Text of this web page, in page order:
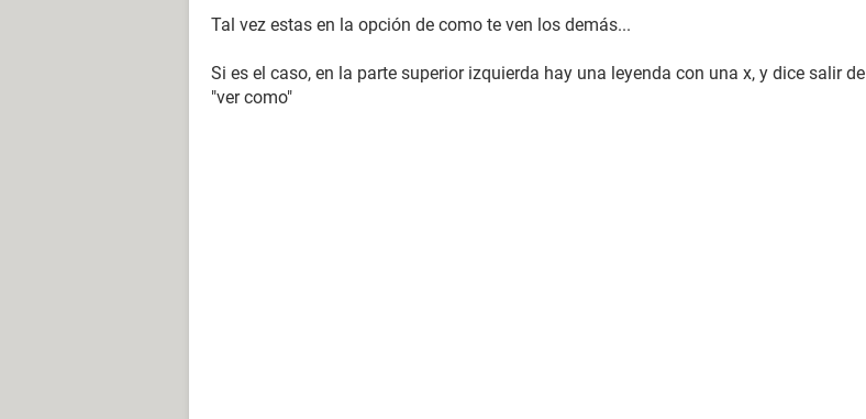
Tal vez estas en la opción de como te ven los demás...
Si es el caso, en la parte superior izquierda hay una leyenda con una x, y dice salir de
"ver como"